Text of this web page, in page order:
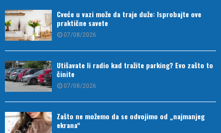
Cveće u vazi može da traje duže: Isprobajte ove
praktične savete
07/08/2026
Utišavate li radio kad tražite parking? Evo zašto to
činite
07/08/2026
Zašto ne možemo da se odvojimo od „najmanjeg
ekrana“